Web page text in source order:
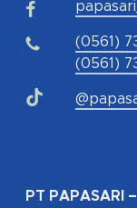
(0561)
(0561)
PT PAPASARI